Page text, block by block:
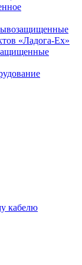
«Ладога-Ex»
кабелю